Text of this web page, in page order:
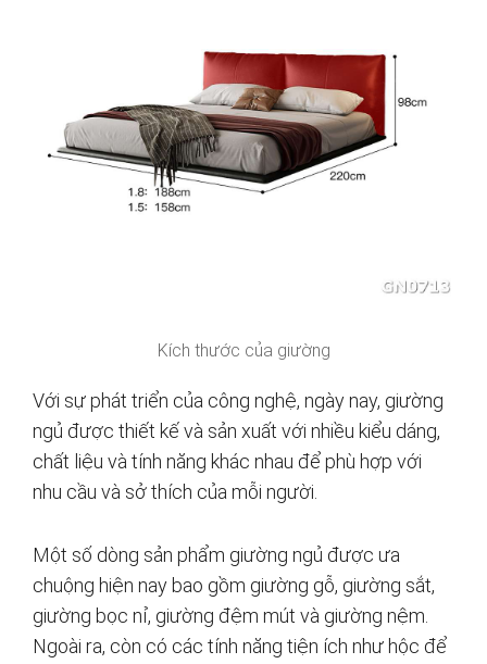
Kích thước của giường
Với sự phát triển của công nghệ, ngày nay, giường
ngủ được thiết kế và sản xuất với nhiều kiểu dáng,
chất liệu và tính năng khác nhau để phù hợp với
nhu cầu và sở thích của mỗi người.
Một số dòng sản phẩm giường ngủ được ưa
chuộng hiện nay bao gồm giường gỗ, giường sắt,
giường bọc nỉ, giường đệm mút và giường nệm.
Ngoài ra, còn có các tính năng tiện ích như hộc để